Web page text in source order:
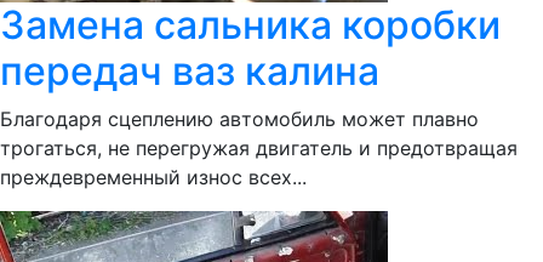
Замена сальника коробки
передач ваз калина
Благодаря сцеплению автомобиль может плавно
трогаться, не перегружая двигатель и предотвращая
преждевременный износ всех...